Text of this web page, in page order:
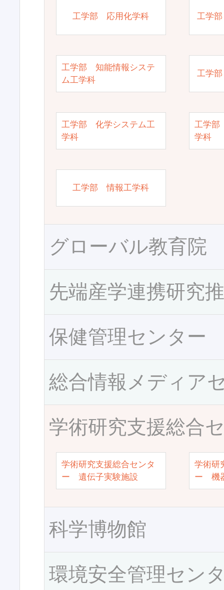
工学部 応用化学科 工学
工学部 知能情報システ
ム工学科
工学
工学部 化学システム工
学科
工学部
学科
工学部 情報工学科
グローバル教育院
先端産学連携研究
保健管理センター
総合情報メディア
学術研究支援総合
学術研究支援総合センタ
ー 遺伝子実験施設
学術研
ー 機
科学博物館
環境安全管理セン